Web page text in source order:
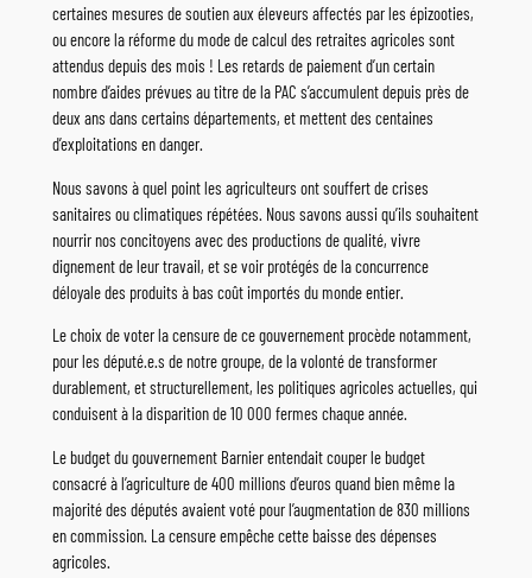
certaines mesures de soutien aux éleveurs affectés par les épizooties,
ou encore la réforme du mode de calcul des retraites agricoles sont
attendus depuis des mois ! Les retards de paiement d’un certain
nombre d’aides prévues au titre de la PAC s’accumulent depuis près de
deux ans dans certains départements, et mettent des centaines
d’exploitations en danger.
Nous savons à quel point les agriculteurs ont souffert de crises
sanitaires ou climatiques répétées. Nous savons aussi qu’ils souhaitent
nourrir nos concitoyens avec des productions de qualité, vivre
dignement de leur travail, et se voir protégés de la concurrence
déloyale des produits à bas coût importés du monde entier.
Le choix de voter la censure de ce gouvernement procède notamment,
pour les député.e.s de notre groupe, de la volonté de transformer
durablement, et structurellement, les politiques agricoles actuelles, qui
conduisent à la disparition de 10 000 fermes chaque année.
Le budget du gouvernement Barnier entendait couper le budget
consacré à l’agriculture de 400 millions d’euros quand bien même la
majorité des députés avaient voté pour l’augmentation de 830 millions
en commission. La censure empêche cette baisse des dépenses
agricoles.